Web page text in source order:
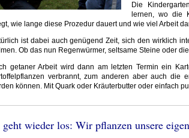
Die
lernen, wo die
wie lange diese Prozedur dauert und wie viel Arbeit
ist dabei auch genügend Zeit, sich den wirklich
Ob das nun Regenwürmer, seltsame Steine oder
getaner Arbeit wird dann am letzten Termin ein
verbrannt, zum anderen aber auch die
können. Mit Quark oder Kräuterbutter oder einfach
geht wieder los: Wir pflanzen unsere